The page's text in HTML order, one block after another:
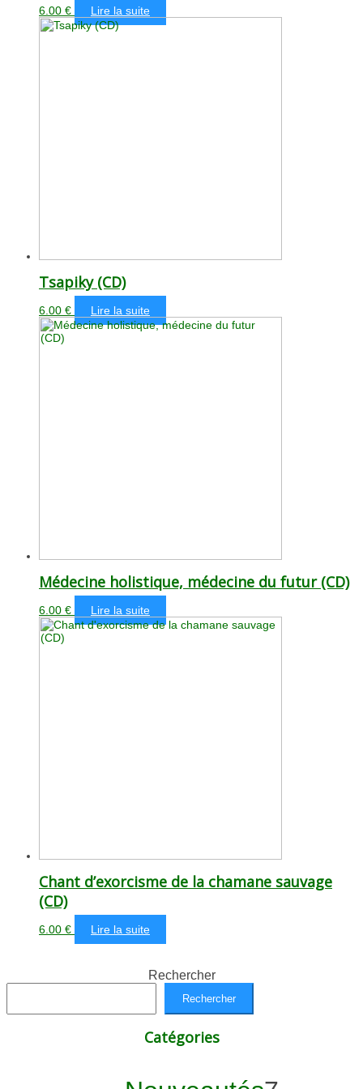
6.00 € Lire la suite
Tsapiky (CD)
6.00 € Lire la suite
Médecine holistique, médecine du futur (CD)
6.00 € Lire la suite
Chant d’exorcisme de la chamane sauvage
(CD)
6.00 € Lire la suite
Rechercher
Rechercher
Catégories